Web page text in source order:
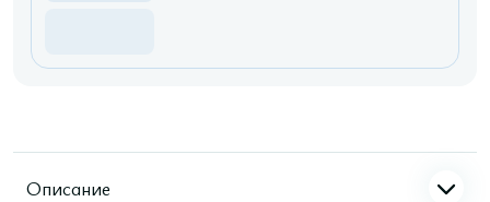
Описание